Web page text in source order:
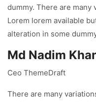
dummy. There are many
Lorem lorem available
alteration in some
Md Nadim
Ceo ThemeDraft
There are many